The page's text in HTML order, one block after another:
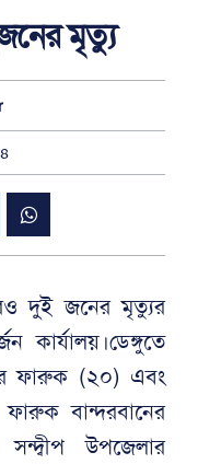
মৃত্যু
দুই জনের মৃত্যুর
কার্যালয়।ডেঙ্গুতে
ফারুক (২০) এবং
বান্দরবানের
উপজেলার